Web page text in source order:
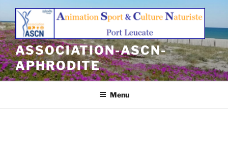
Aller
contenu
principal
ASSOCIATION-ASCN-
APHRODITE
Menu